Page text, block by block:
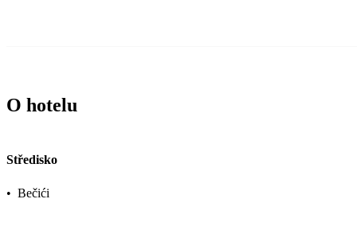
O hotelu
Středisko
• Bečići